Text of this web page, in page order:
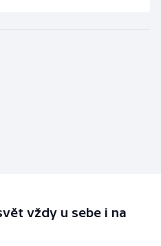
vždy u sebe i na